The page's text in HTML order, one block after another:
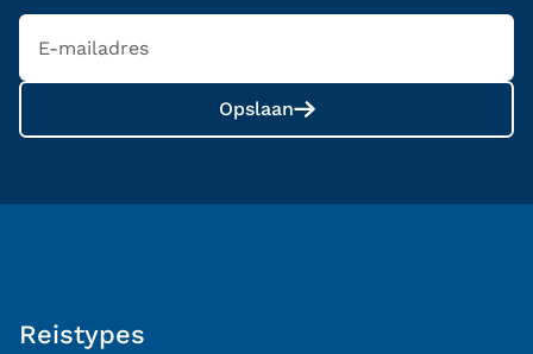
Opslaan
Reistypes